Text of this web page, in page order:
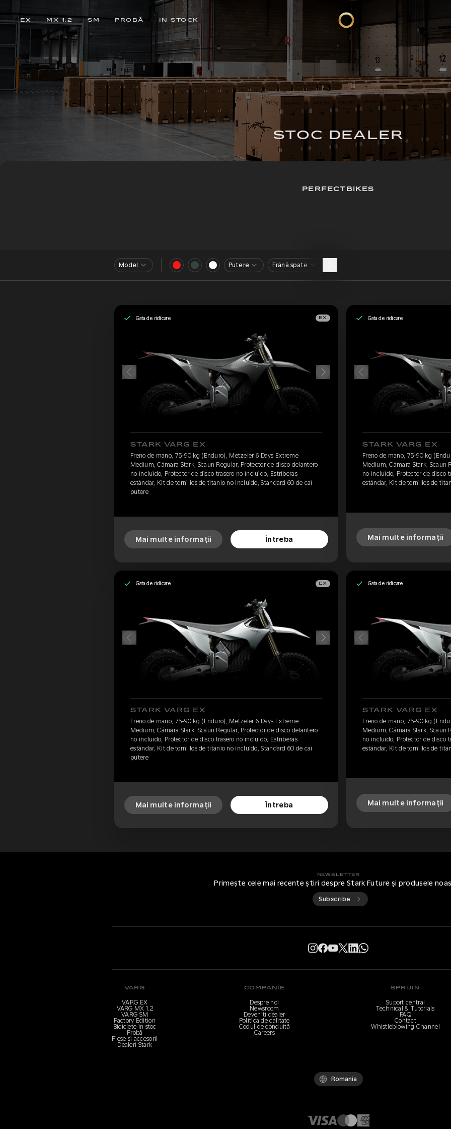
EX MX 1.2 SM PROBĂ IN STOCK
STOC DEALER
PERFECTBIKES
Model Putere Frână spate
Gata de ridicare EX
STARK VARG EX
Freno de mano, 75-90 kg (Enduro), Metzeler 6 Days Extreme
Medium, Cámara Stark, Scaun Regular, Protector de disco delantero
no incluido, Protector de disco trasero no incluido, Estriberas
estándar, Kit de tornillos de titanio no incluido, Standard 60 de cai
putere
Mai multe informații Întreba
Gata de ridicare
STARK VARG EX
Freno de mano, 75-90 kg
Medium, Cámara Stark, Scaun
no incluido, Protector de disco
estándar, Kit de tornillos de
Mai multe informații
Gata de ridicare EX
STARK VARG EX
Freno de mano, 75-90 kg (Enduro), Metzeler 6 Days Extreme
Medium, Cámara Stark, Scaun Regular, Protector de disco delantero
no incluido, Protector de disco trasero no incluido, Estriberas
estándar, Kit de tornillos de titanio no incluido, Standard 60 de cai
putere
Mai multe informații Întreba
Gata de ridicare
STARK VARG EX
Freno de mano, 75-90 kg
Medium, Cámara Stark, Scaun
no incluido, Protector de disco
estándar, Kit de tornillos de
Mai multe informații
NEWSLETTER
Primește cele mai recente știri despre Stark Future și produsele
Subscribe
VARG
VARG EX
VARG MX 1.2
VARG SM
Factory Edition
Biciclete in stoc
Probă
Piese și accesorii
Dealeri Stark
COMPANIE
Despre noi
Newsroom
Deveniți dealer
Politica de calitate
Codul de conduită
Careers
SPRIJIN
Suport central
Technical & Tutorials
FAQ
Contact
Whistleblowing Channel
Romania